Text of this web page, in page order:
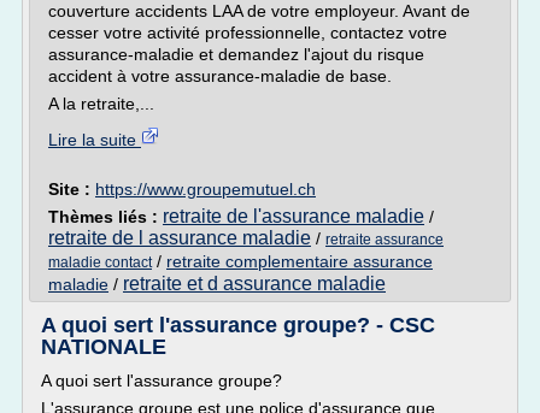
couverture accidents LAA de votre employeur. Avant de
cesser votre activité professionnelle, contactez votre
assurance-maladie et demandez l'ajout du risque
accident à votre assurance-maladie de base.
A la retraite,...
Lire la suite
Site : https://www.groupemutuel.ch
Thèmes liés : retraite de l'assurance maladie /
retraite de l assurance maladie / retraite assurance
maladie contact/ retraite complementaire assurance
maladie / retraite et d assurance maladie
A quoi sert l'assurance groupe? - CSC
NATIONALE
A quoi sert l'assurance groupe?
L'assurance groupe est une police d'assurance que